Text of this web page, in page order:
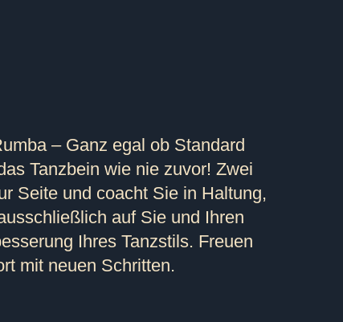
– Ganz egal ob Standard
Tanzbein wie nie zuvor! Zwei
Seite und coacht Sie in Haltung,
auf Sie und Ihren
Ihres Tanzstils. Freuen
mit neuen Schritten.